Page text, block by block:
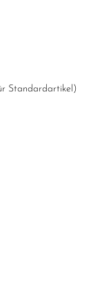
Standardartikel )